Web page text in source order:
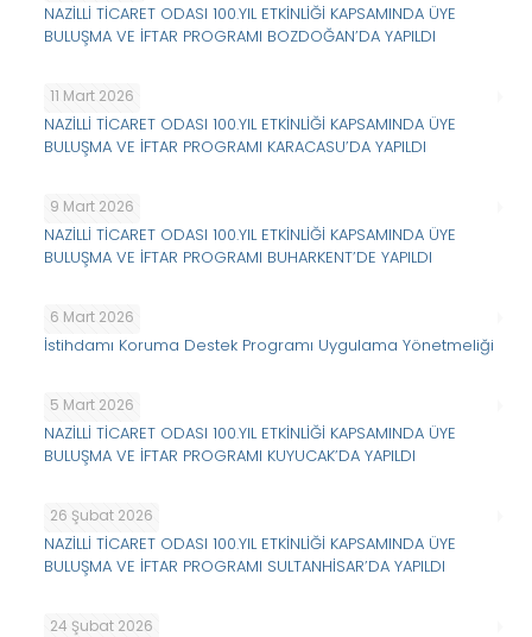
NAZİLLİ TİCARET ODASI 100.YIL ETKİNLİĞİ KAPSAMINDA ÜYE
BULUŞMA VE İFTAR PROGRAMI BOZDOĞAN’DA YAPILDI
11 Mart 2026
NAZİLLİ TİCARET ODASI 100.YIL ETKİNLİĞİ KAPSAMINDA ÜYE
BULUŞMA VE İFTAR PROGRAMI KARACASU’DA YAPILDI
9 Mart 2026
NAZİLLİ TİCARET ODASI 100.YIL ETKİNLİĞİ KAPSAMINDA ÜYE
BULUŞMA VE İFTAR PROGRAMI BUHARKENT’DE YAPILDI
6 Mart 2026
İstihdamı Koruma Destek Programı Uygulama Yönetmeliği
5 Mart 2026
NAZİLLİ TİCARET ODASI 100.YIL ETKİNLİĞİ KAPSAMINDA ÜYE
BULUŞMA VE İFTAR PROGRAMI KUYUCAK’DA YAPILDI
26 Şubat 2026
NAZİLLİ TİCARET ODASI 100.YIL ETKİNLİĞİ KAPSAMINDA ÜYE
BULUŞMA VE İFTAR PROGRAMI SULTANHİSAR’DA YAPILDI
24 Şubat 2026